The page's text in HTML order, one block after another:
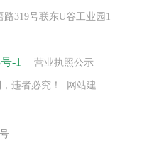
319号联东U谷工业园1
-1 营业执照公示
违者必究！ 网站建